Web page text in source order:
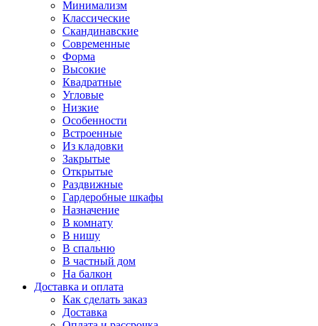
Минимализм
Классические
Скандинавские
Современные
Форма
Высокие
Квадратные
Угловые
Низкие
Особенности
Встроенные
Из кладовки
Закрытые
Открытые
Раздвижные
Гардеробные шкафы
Назначение
В комнату
В нишу
В спальню
В частный дом
На балкон
Доставка и оплата
Как сделать заказ
Доставка